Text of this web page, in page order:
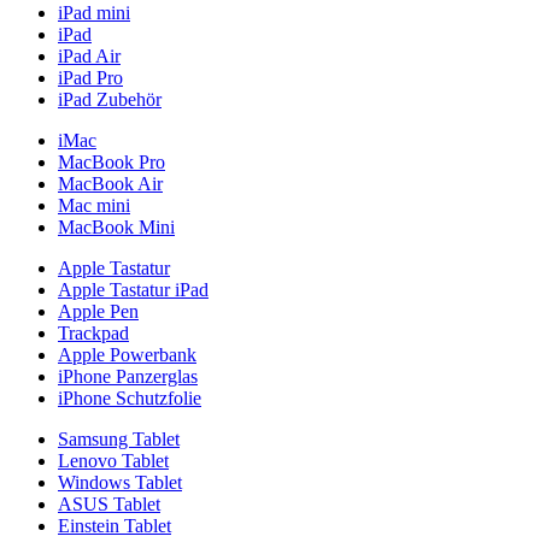
iPad mini
iPad
iPad Air
iPad Pro
iPad Zubehör
iMac
MacBook Pro
MacBook Air
Mac mini
MacBook Mini
Apple Tastatur
Apple Tastatur iPad
Apple Pen
Trackpad
Apple Powerbank
iPhone Panzerglas
iPhone Schutzfolie
Samsung Tablet
Lenovo Tablet
Windows Tablet
ASUS Tablet
Einstein Tablet